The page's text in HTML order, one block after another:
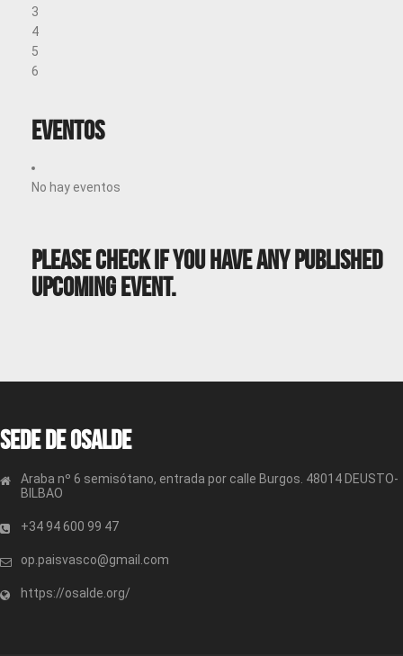
3
4
5
6
Eventos
No hay eventos
Please Check If You Have Any Published
Upcoming Event.
Sede de OSALDE
Araba nº 6 semisótano, entrada por calle Burgos. 48014 DEUSTO-
BILBAO
+34 94 600 99 47
op.paisvasco@gmail.com
https://osalde.org/